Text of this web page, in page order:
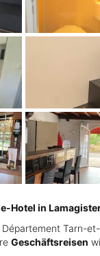
Hotel in
Tarn-
Geschäftsreisen